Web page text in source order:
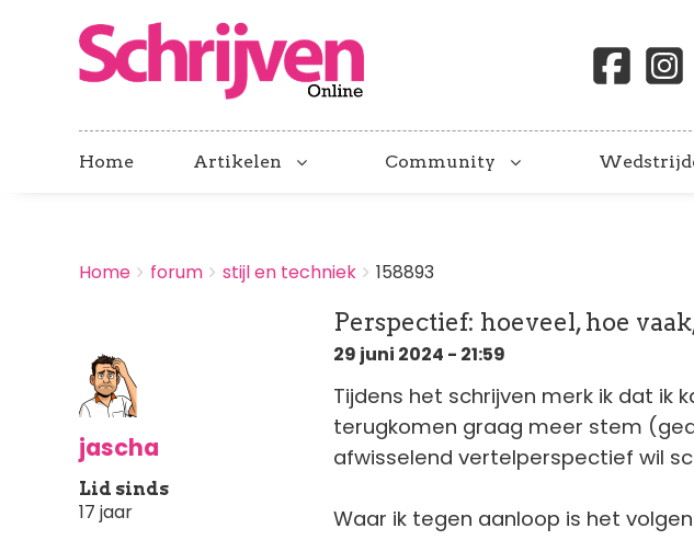
Home Artikelen Community
BREADCRUMBS
You
Home forum stijl en techniek 158893
jascha
Lid sinds
17 jaar
Perspectief: hoeveel, hoe
29 juni 2024 - 21:59
Tijdens het schrijven merk ik dat ik
terugkomen graag meer stem
afwisselend vertelperspectief wil
Waar ik tegen aanloop is het